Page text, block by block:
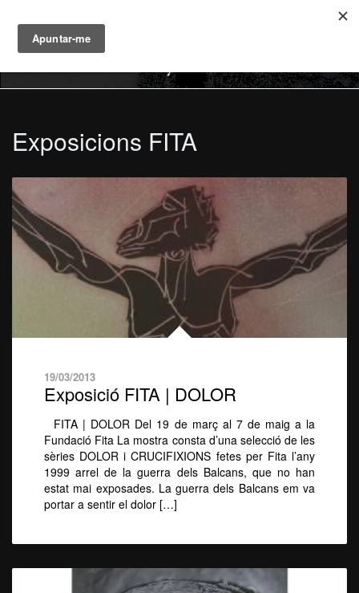
Exposicions FITA
19/03/2013
Exposició FITA | DOLOR
FITA | DOLOR Del 19 de març al 7 de maig a la
Fundació Fita La mostra consta d’una selecció de les
sèries DOLOR i CRUCIFIXIONS fetes per Fita l’any
1999 arrel de la guerra dels Balcans, que no han
estat mai exposades. La guerra dels Balcans em va
portar a sentir el dolor […]